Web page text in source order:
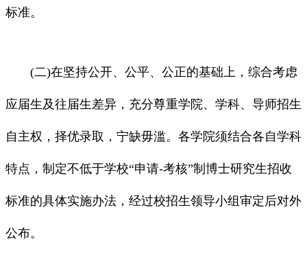
标准。
(二)在坚持公开、公平、公正的基础上，综合考虑
应届生及往届生差异，充分尊重学院、学科、导师招生
自主权，择优录取，宁缺毋滥。各学院须结合各自学科
特点，制定不低于学校“申请-考核”制博士研究生招收
标准的具体实施办法，经过校招生领导小组审定后对外
公布。